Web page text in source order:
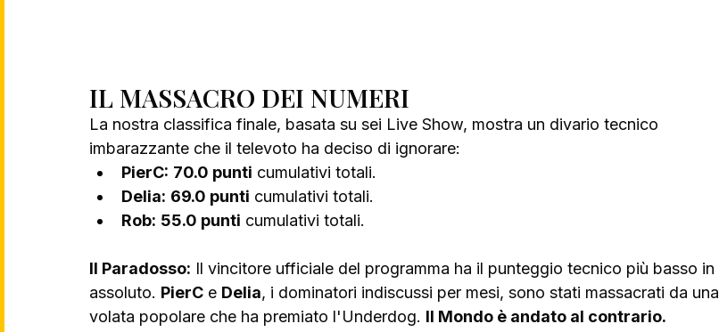
IL MASSACRO DEI NUMERI
La nostra classifica finale, basata su sei Live Show, mostra un divario tecnico
imbarazzante che il televoto ha deciso di ignorare:
PierC: 70.0 punti cumulativi totali.
Delia: 69.0 punti cumulativi totali.
Rob: 55.0 punti cumulativi totali.
Il Paradosso: Il vincitore ufficiale del programma ha il punteggio tecnico più basso in
assoluto. PierC e Delia, i dominatori indiscussi per mesi, sono stati massacrati da una
volata popolare che ha premiato l'Underdog. Il Mondo è andato al contrario.